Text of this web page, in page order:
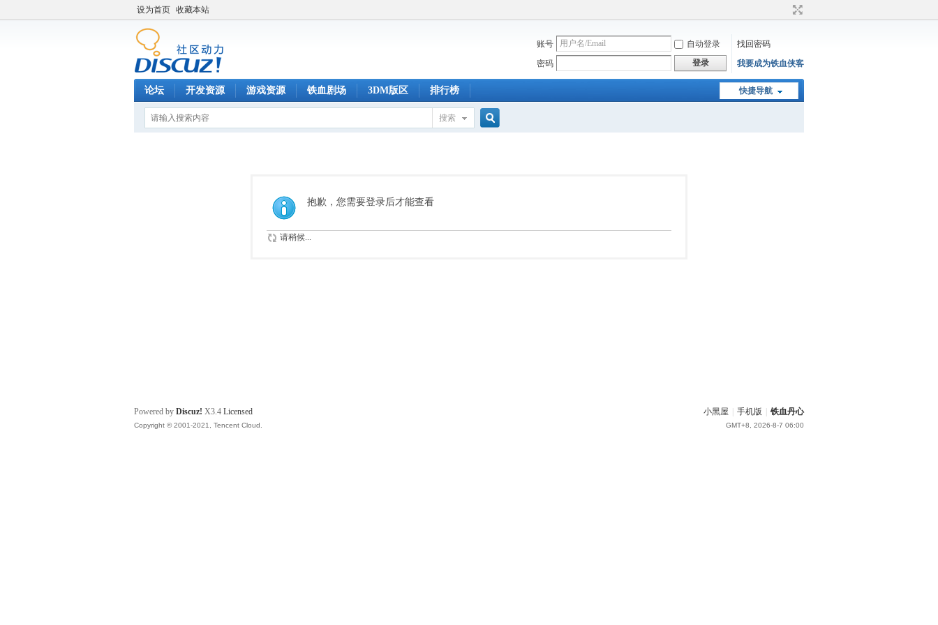
设为首页 收藏本站
账号 自动登录
找回密码
密码
登录 我要成为铁血侠客
快捷导航
论坛 开发资源 游戏资源 铁血剧场 3DM版区 排行榜
搜索
抱歉，您需要登录后才能查看
请稍候...
小黑屋 手机版 铁血丹心
GMT+8, 2026-8-7 06:00
Powered by Discuz! X3.4 Licensed
Copyright © 2001-2021, Tencent Cloud.